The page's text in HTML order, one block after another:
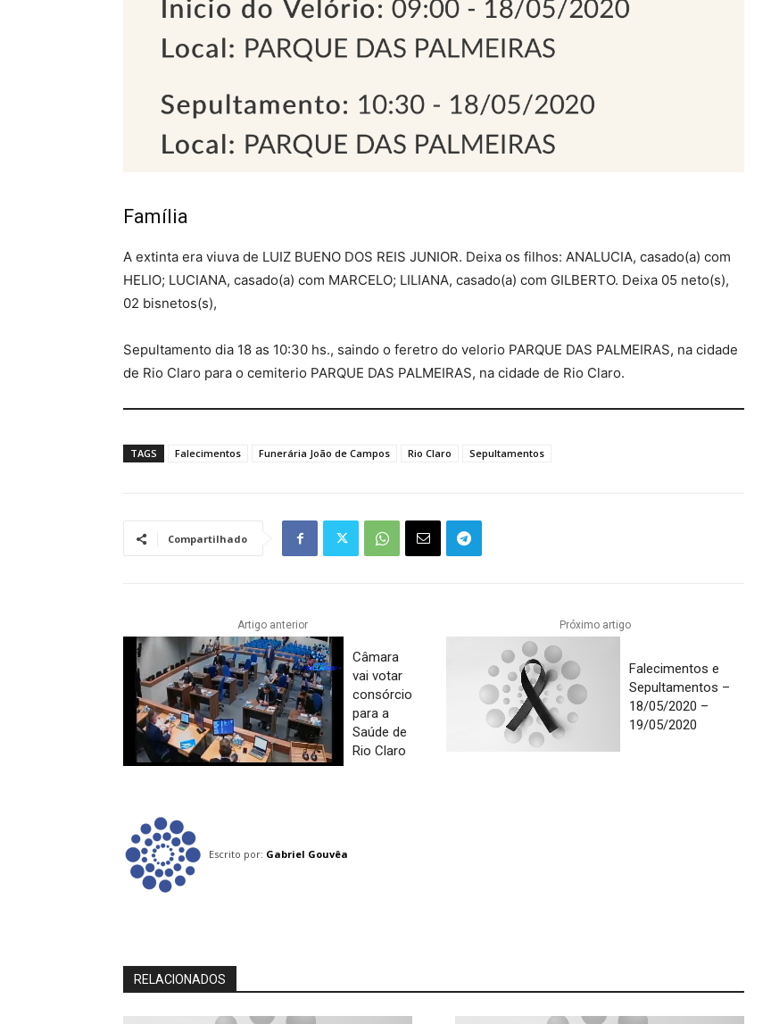
Família
A extinta era viuva de LUIZ BUENO DOS REIS JUNIOR. Deixa os filhos: ANALUCIA, casado(a) com
HELIO; LUCIANA, casado(a) com MARCELO; LILIANA, casado(a) com GILBERTO. Deixa 05 neto(s),
02 bisnetos(s),
Sepultamento dia 18 as 10:30 hs., saindo o feretro do velorio PARQUE DAS PALMEIRAS, na cidade
de Rio Claro para o cemiterio PARQUE DAS PALMEIRAS, na cidade de Rio Claro.
TAGS Falecimentos Funerária João de Campos Rio Claro Sepultamentos
Compartilhado
Artigo anterior
Câmara
vai votar
consórcio
para a
Saúde de
Rio Claro
Próximo artigo
Falecimentos e
Sepultamentos –
18/05/2020 –
19/05/2020
Escrito por: Gabriel Gouvêa
RELACIONADOS